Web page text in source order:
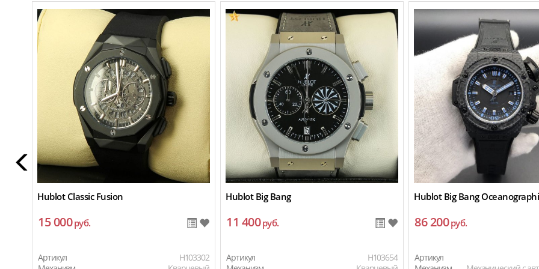
Hublot Classic Fusion
15 000руб.
Артикул
H103302
Hublot Big Bang
11 400руб.
Артикул
H103654
Hublot Big Bang
86 200руб.
Артикул